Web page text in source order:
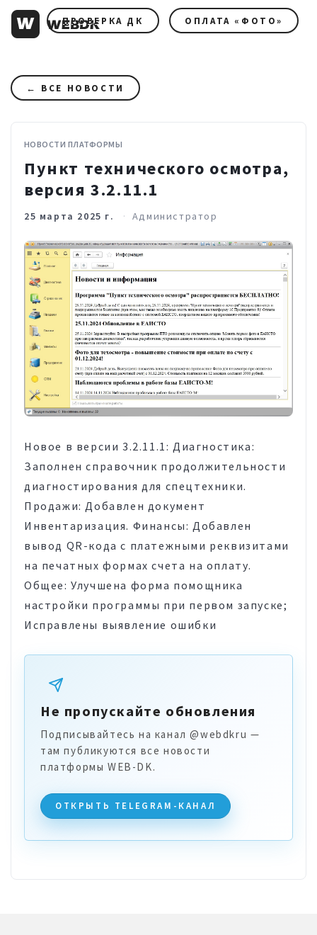
ПРОВЕРКА ДК ОПЛАТА «ФОТО»
← ВСЕ НОВОСТИ
НОВОСТИ ПЛАТФОРМЫ
Пункт технического осмотра,
версия 3.2.11.1
25 марта 2025 г. Администратор
Новое в версии 3.2.11.1: Диагностика:
Заполнен справочник продолжительности
диагностирования для спецтехники.
Продажи: Добавлен документ
Инвентаризация. Финансы: Добавлен
вывод QR-кода с платежными реквизитами
на печатных формах счета на оплату.
Общее: Улучшена форма помощника
настройки программы при первом запуске;
Исправлены выявление ошибки
Не пропускайте обновления
Подписывайтесь на канал @webdkru —
там публикуются все новости
платформы WEB-DK.
ОТКРЫТЬ TELEGRAM-КАНАЛ